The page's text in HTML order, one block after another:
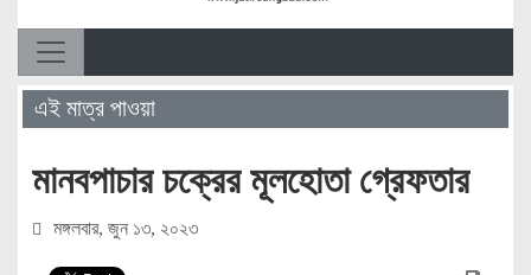
এই মাত্র পাওয়া
মানবপাচার চক্রের মূলহোতা গ্রেফতার
মঙ্গলবার, জুন ১৩, ২০২৩